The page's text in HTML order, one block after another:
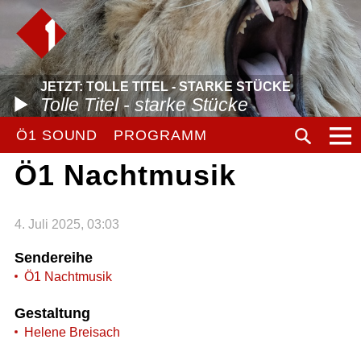
JETZT: TOLLE TITEL - STARKE STÜCKE
Tolle Titel - starke Stücke
Ö1 SOUND PROGRAMM
Ö1 Nachtmusik
4. Juli 2025, 03:03
Sendereihe
Ö1 Nachtmusik
Gestaltung
Helene Breisach